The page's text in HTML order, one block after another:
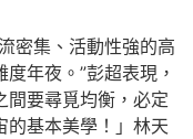
密集、活動性強的高
年夜。”彭超表現，
間要尋覓均衡，必定
的基本美學！」林天